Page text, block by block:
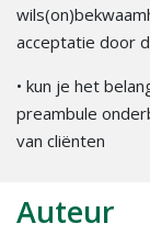
acceptatie door
• kun je het
preambule
van cliënten
Auteur